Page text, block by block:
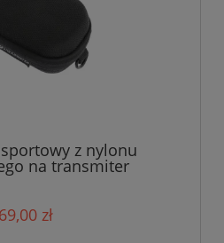
z nylonu
na transmiter
69,00 zł